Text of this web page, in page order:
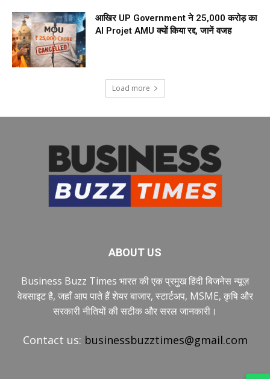
आखिर UP Government ने ₹25,000 करोड़ का
AI Projet AMU क्यों किया रद्द, जानें वजह
Load more
ABOUT US
Business Buzz Times भारत की एक प्रमुख हिंदी बिजनेस न्यूज़
वेबसाइट है, जहाँ आप पाते हैं शेयर बाजार, स्टार्टअप, MSME, कृषि और
सरकारी नीतियों की सटीक और सरल जानकारी।
Contact us: businessbuzztimes@gmail.com